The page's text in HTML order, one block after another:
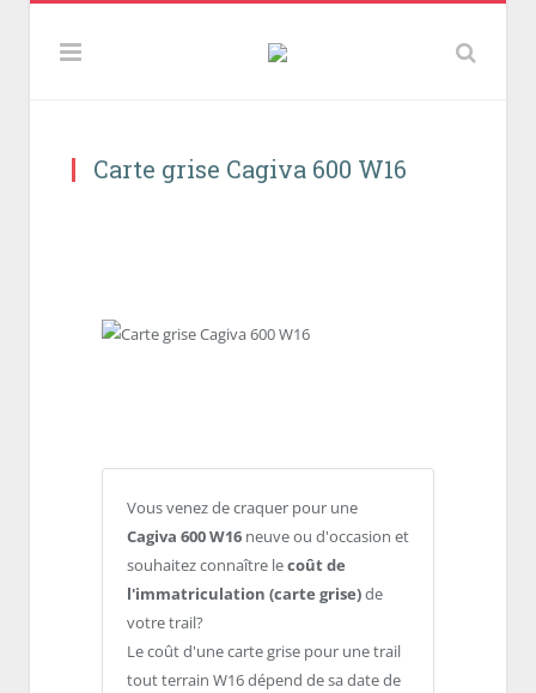
Carte grise Cagiva 600 W16
Vous venez de craquer pour une
Cagiva 600 W16 neuve ou d'occasion et
souhaitez connaître lecoût de
l'immatriculation (carte grise)de
votre trail?
Le coût d'une carte grise pour une trail
tout terrain W16 dépend de sa date de